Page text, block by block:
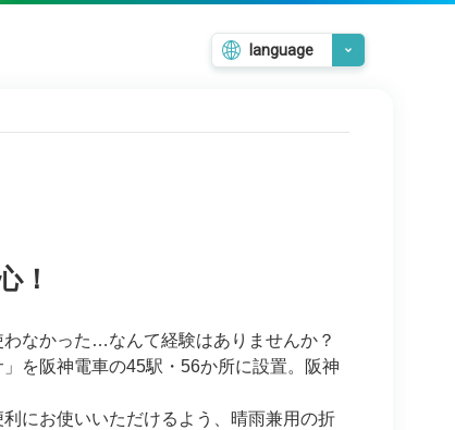
language
！
なかった…なんて経験はありませんか？
を阪神電車の45駅・56か所に設置。阪神
にお使いいただけるよう、晴雨兼用の折